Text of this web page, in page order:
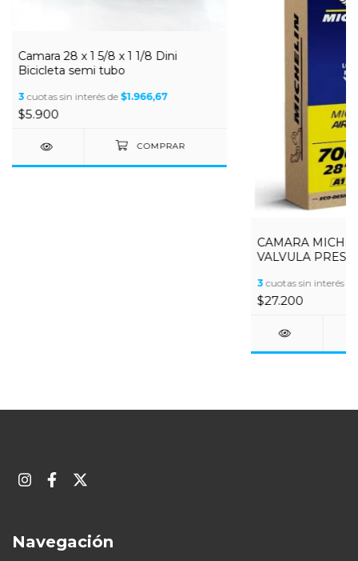
Camara 28 x 1 5/8 x 1 1/8 Dini
Bicicleta semi tubo
3 cuotas sin interés de $1.966,67
$5.900
CAMARA
VALVULA
3 cuotas sin interés
$27.200
Navegación